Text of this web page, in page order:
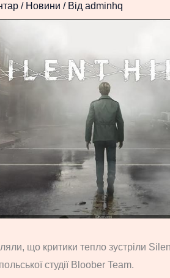
/ Новини / Від adminhq
що критики тепло зустріли
студії Bloober Team.